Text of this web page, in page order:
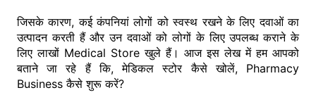
जिसके कारण, कई कंपनियां लोगों को स्वस्थ रखने के लिए दवाओं का
उत्पादन करती हैं और उन दवाओं को लोगों के लिए उपलब्ध कराने के
लिए लाखों Medical Store खुले हैं। आज इस लेख में हम आपको
बताने जा रहे हैं कि, मेडिकल स्टोर कैसे खोलें, Pharmacy
Business कैसे शुरू करें?